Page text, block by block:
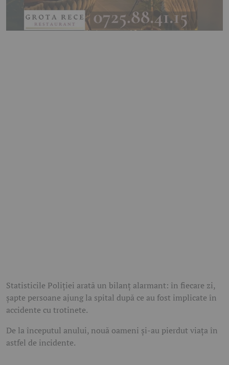
Statisticile Poliției arată un bilanț alarmant: în fiecare zi,
șapte persoane ajung la spital după ce au fost implicate în
accidente cu trotinete.
De la începutul anului, nouă oameni și-au pierdut viața în
astfel de incidente.